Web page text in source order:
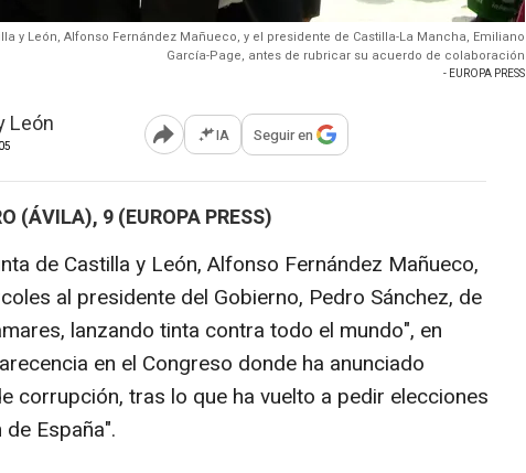
y León, Alfonso Fernández Mañueco, y el presidente de Castilla-La Mancha, Emiliano
García-Page, antes de rubricar su acuerdo de colaboración
- EUROPA PRESS
León
Abrir opciones para compartir
IA Seguir en
(ÁVILA), 9 (EUROPA PRESS)
de Castilla y León, Alfonso Fernández Mañueco,
al presidente del Gobierno, Pedro Sánchez, de
lanzando tinta contra todo el mundo", en
en el Congreso donde ha anunciado
corrupción, tras lo que ha vuelto a pedir elecciones
España".